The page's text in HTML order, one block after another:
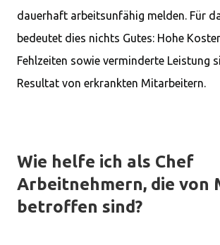
dauerhaft arbeitsunfähig melden. Für
bedeutet dies nichts Gutes: Hohe
Fehlzeiten sowie verminderte Leistung
Resultat von erkrankten Mitarbeitern.
Wie helfe ich als Chef
Arbeitnehmern, die von
betroffen sind?